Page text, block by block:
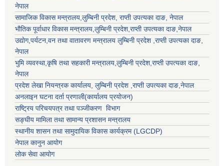
नेपाल
सामाजिक विकास मन्त्रालय,लुम्बिनी प्रदेश, राप्ती उपत्यका दाङ, नेपाल
भौतिक पूर्वाधार विकास मन्त्रालय,लुम्बिनी प्रदेश,राप्ती उपत्यका दाङ,नेपाल
उद्याेग,पर्यटन,वन तथा वातावरण मन्त्रालय लुम्बिनी प्रदेश ,राप्ती उपत्यका दाङ,
नेपाल
भुमि व्यवस्था,कृषि तथा सहकारी मन्त्रालय,लुम्बिनी प्रदेश,राप्ती उपत्यका दाङ,
नेपाल
प्रदेश लेखा नियन्त्रक कार्यालय, लुम्बिनी प्रदेश ,राप्ती उपत्यका दाङ,नेपाल
अनलाइन घटना दर्ता प्रणाली(कार्यालय प्रयोजन)
राष्ट्रिय परिचयपत्र तथा पञ्जीकरण विभाग
सङ्घीय मामिला तथा सामान्य प्रशासन मन्त्रालय
स्थानीय शासन तथा सामुदायिक विकास कार्यक्रम (LGCDP)
नेपाल कानुन आयोग
लोक सेवा आयोग